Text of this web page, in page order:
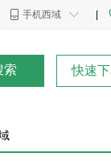
手机西域
索 快速